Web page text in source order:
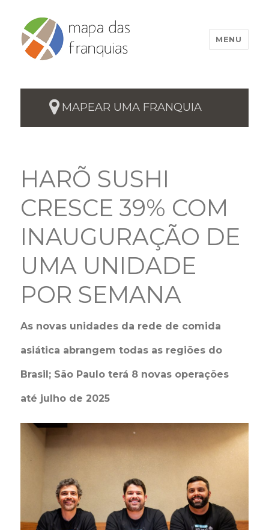
MENU
MAPEAR UMA FRANQUIA
HARÕ SUSHI
CRESCE 39% COM
INAUGURAÇÃO DE
UMA UNIDADE
POR SEMANA
As novas unidades da rede de comida
asiática abrangem todas as regiões do
Brasil; São Paulo terá 8 novas operações
até julho de 2025